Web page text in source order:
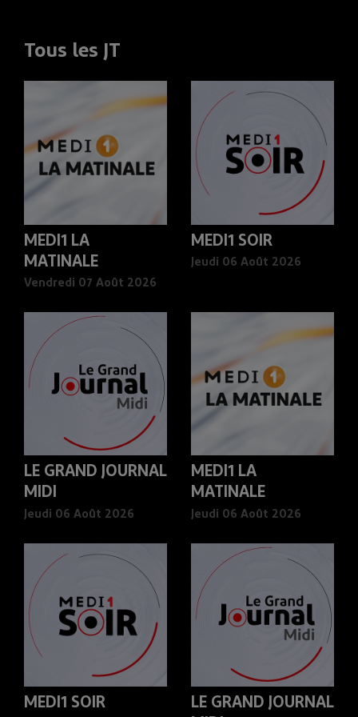
Tous les JT
MEDI1 LA
MATINALE
Vendredi 07 Août 2026
MEDI1 SOIR
Jeudi 06 Août 2026
LE GRAND JOURNAL
MIDI
Jeudi 06 Août 2026
MEDI1 LA
MATINALE
Jeudi 06 Août 2026
MEDI1 SOIR
LE GRAND JOURNAL